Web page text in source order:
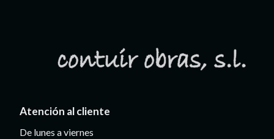
Atención al cliente
De lunes a viernes